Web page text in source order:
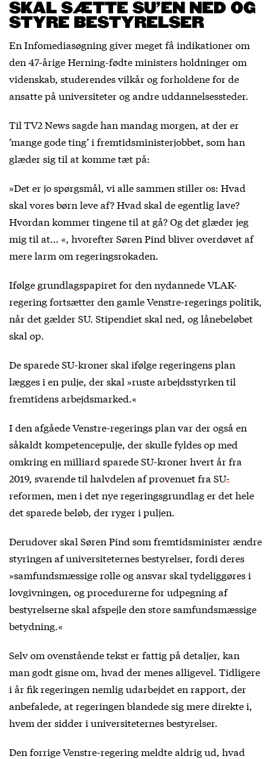
SKAL SÆTTE SU’EN NED OG
STYRE BESTYRELSER
En Infomediasøgning giver meget få indikationer om
den 47-årige Herning-fødte ministers holdninger om
videnskab, studerendes vilkår og forholdene for de
ansatte på universiteter og andre uddannelsessteder.
Til TV2 News sagde han mandag morgen, at der er
’mange gode ting’ i fremtidsministerjobbet, som han
glæder sig til at komme tæt på:
»Det er jo spørgsmål, vi alle sammen stiller os: Hvad
skal vores børn leve af? Hvad skal de egentlig lave?
Hvordan kommer tingene til at gå? Og det glæder jeg
mig til at… «, hvorefter Søren Pind bliver overdøvet af
mere larm om regeringsrokaden.
Ifølge grundlagspapiretfor den nydannede VLAK-
regering fortsætter den gamle Venstre-regerings politik,
når det gælder SU. Stipendiet skal ned, og lånebeløbet
skal op.
De sparede SU-kroner skal ifølge regeringens plan
lægges i en pulje, der skal »ruste arbejdsstyrken til
fremtidens arbejdsmarked.«
I den afgåede Venstre-regerings plan var der også en
såkaldt kompetencepulje, der skulle fyldes op med
omkring en milliard sparede SU-kroner hvert år fra
2019, svarende til halvdelen af provenuet fra SU-
reformen , men i det nye regeringsgrundlag er det hele
det sparede beløb, der ryger i puljen.
Derudover skal Søren Pind som fremtidsminister ændre
styringen af universiteternes bestyrelser, fordi deres
»samfundsmæssige rolle og ansvar skal tydeliggøres i
lovgivningen, og procedurerne for udpegning af
bestyrelserne skal afspejle den store samfundsmæssige
betydning.«
Selv om ovenstående tekst er fattig på detaljer, kan
man godt gisne om, hvad der menes alligevel. Tidligere
i år fik regeringen nemlig udarbejdeten rapport, der
anbefalede, at regeringen blandede sigmere direkte i,
hvem der sidder i universiteternes bestyrelser.
Den forrige Venstre-regering meldte aldrig ud, hvad